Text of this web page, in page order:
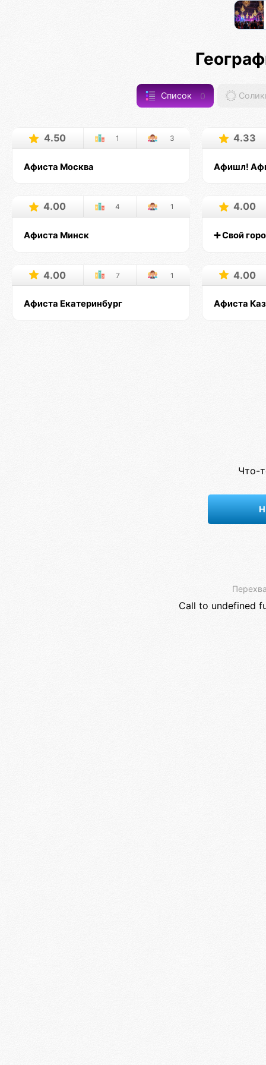
Список 0
4.50 3
1
Афиста Москва
4.33
Афишл!
4.00 1
4
Афиста Минск
4.00
➕ Свой
4.00 1
7
Афиста Екатеринбург
4.00
Афиста
Что-
Call to undefined